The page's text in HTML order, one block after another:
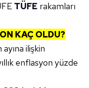
TÜFE rakamları
KAÇ OLDU?
ilişkin
enflasyon yüzde